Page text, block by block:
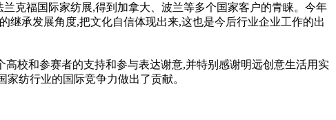
克福国际家纺展,得到加拿大、波兰等多个国家客户的青睐。今年
继承发展角度,把文化自信体现出来,这也是今后行业企业工作的出
校和参赛者的支持和参与表达谢意,并特别感谢明远创意生活用实
纺行业的国际竞争力做出了贡献。